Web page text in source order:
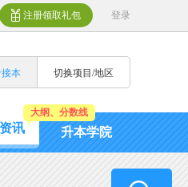
注册领取礼包 登录
本 切换项目/地区
讯
大纲、分数线
升本学院